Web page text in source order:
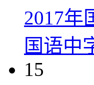
2017年
国语中
15